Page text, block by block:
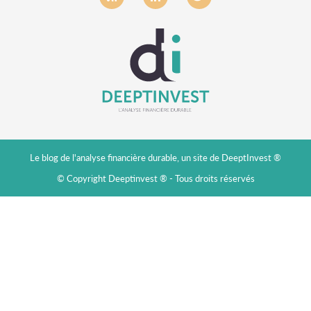
Le blog de l'analyse financière durable, un site de DeeptInvest ®
© Copyright Deeptinvest ® - Tous droits réservés